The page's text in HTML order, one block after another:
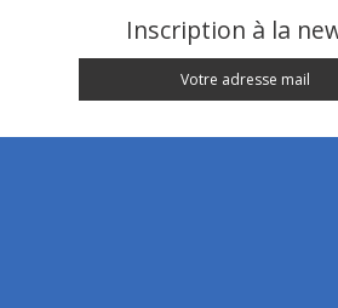
Inscription à la